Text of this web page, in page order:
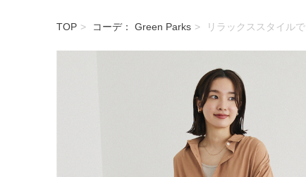
TOP コーデ： Green Parks リラックススタイルで